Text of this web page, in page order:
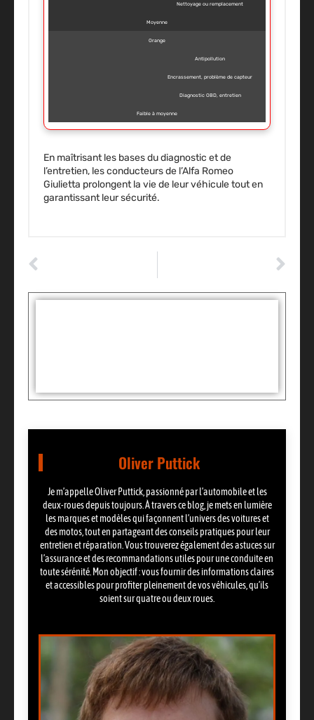
Nettoyage ou remplacement
Moyenne
Orange
Antipollution
Encrassement, problème de capteur
Diagnostic OBD, entretien
Faible à moyenne
En maîtrisant les bases du diagnostic et de
l’entretien, les conducteurs de l’Alfa Romeo
Giulietta prolongent la vie de leur véhicule tout en
garantissant leur sécurité.
Oliver Puttick
Je m’appelle Oliver Puttick, passionné par l’automobile et les
deux-roues depuis toujours. À travers ce blog, je mets en lumière
les marques et modèles qui façonnent l’univers des voitures et
des motos, tout en partageant des conseils pratiques pour leur
entretien et réparation. Vous trouverez également des astuces sur
l’assurance et des recommandations utiles pour une conduite en
toute sérénité. Mon objectif : vous fournir des informations claires
et accessibles pour profiter pleinement de vos véhicules, qu’ils
soient sur quatre ou deux roues.